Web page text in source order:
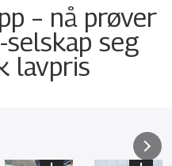
– nå prøver
seg
lavpris